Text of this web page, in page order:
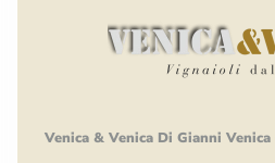
Venica & Venica Di Gianni Venica